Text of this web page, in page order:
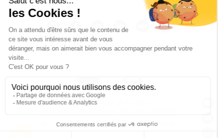
LA CINÉMATHÈQUE · CONTACTS · LETTRE D'INFORMATION ·
PARTENAIRES · MENTIONS LÉGALES
La Cinémathèque de Toulouse
La Cinémathèque de Toulouse © 2015. Tous droits réservés.